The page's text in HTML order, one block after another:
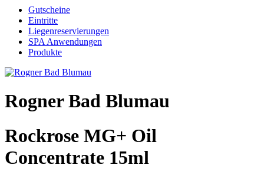
Gutscheine
Eintritte
Liegenreservierungen
SPA Anwendungen
Produkte
Rogner Bad Blumau
Rockrose MG+ Oil
Concentrate 15ml